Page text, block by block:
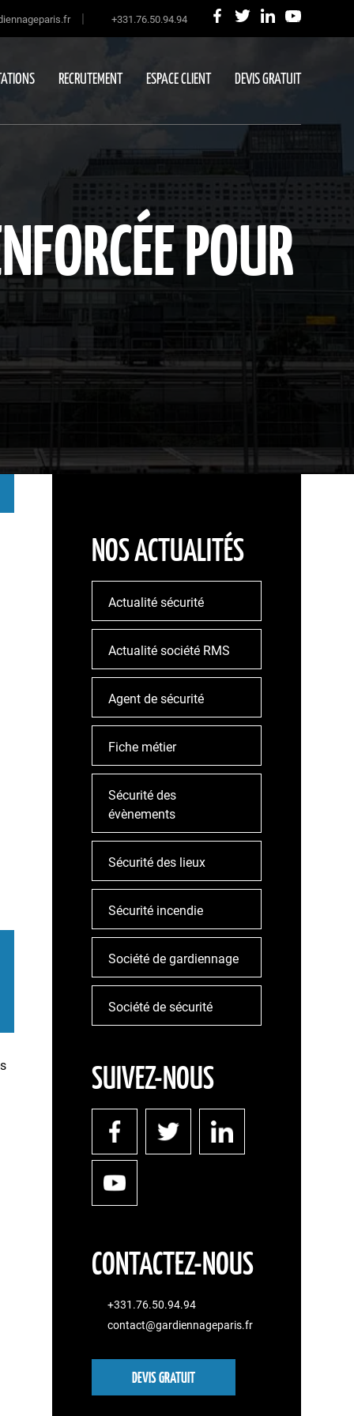
| +331.76.50.94.94
RECRUTEMENT ESPACE CLIENT DEVIS GRATUIT
POUR
NOS ACTUALITÉS
Actualité sécurité
Actualité société RMS
Agent de sécurité
Fiche métier
Sécurité des
évènements
Sécurité des lieux
Sécurité incendie
Société de gardiennage
Société de sécurité
SUIVEZ-NOUS
CONTACTEZ-NOUS
+331.76.50.94.94
contact@gardiennageparis.fr
DEVIS GRATUIT